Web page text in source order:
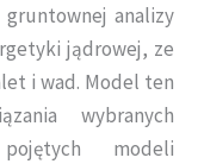
gruntownej analizy
jądrowej, ze
i wad. Model ten
wybranych
modeli